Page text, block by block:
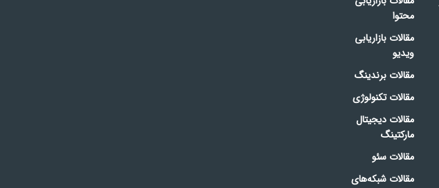
محتوا
مقالات بازاریابی
ویدیو
مقالات برندینگ
مقالات تکنولوژی
مقالات دیجیتال
مارکتینگ
مقالات سئو
مقالات شبکه‌های